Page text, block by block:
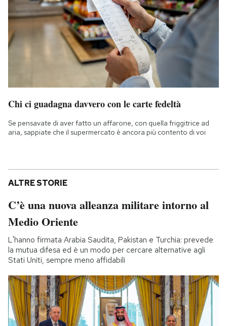
Chi ci guadagna davvero con le carte fedeltà
Se pensavate di aver fatto un affarone, con quella friggitrice ad
aria, sappiate che il supermercato è ancora più contento di voi
ALTRE STORIE
C’è una nuova alleanza militare intorno al
Medio Oriente
L'hanno firmata Arabia Saudita, Pakistan e Turchia: prevede
la mutua difesa ed è un modo per cercare alternative agli
Stati Uniti, sempre meno affidabili